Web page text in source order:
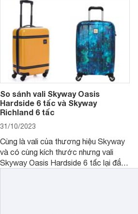
So sánh vali Skyway Oasis
Hardside 6 tấc và Skyway
Richland 6 tấc
31/10/2023
Cùng là vali của thương hiệu Skyway
và có cùng kích thước nhưng vali
Skyway Oasis Hardside 6 tấc lại đắt